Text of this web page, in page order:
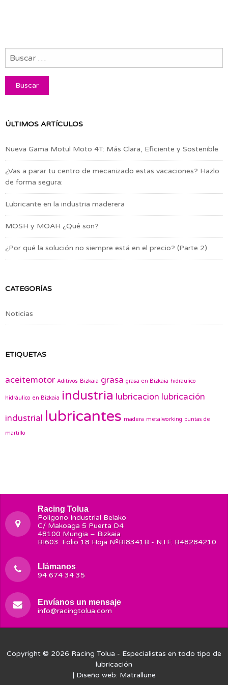
ÚLTIMOS ARTÍCULOS
Nueva Gama Motul Moto 4T: Más Clara, Eficiente y Sostenible
¿Vas a parar tu centro de mecanizado estas vacaciones? Hazlo
de forma segura:
Lubricante en la industria maderera
MOSH y MOAH ¿Qué son?
¿Por qué la solución no siempre está en el precio? (Parte 2)
CATEGORÍAS
Noticias
ETIQUETAS
aceitemotor Aditivos Bizkaia grasa grasa en Bizkaia hidraulico
hidráulico en Bizkaia industria lubricacion lubricación
industrial lubricantes madera metalworking puntas de
martillo
Racing Tolua
Polígono Industrial Belako
C/ Makoaga 5 Puerta D4
48100 Mungia – Bizkaia
BI603. Folio 18 Hoja NºBI8341B - N.I.F. B48284210
Llámanos
94 674 34 35
Envíanos un mensaje
info@racingtolua.com
Copyright © 2026 Racing Tolua - Especialistas en todo tipo de
lubricación
| Diseño web: Matrallune